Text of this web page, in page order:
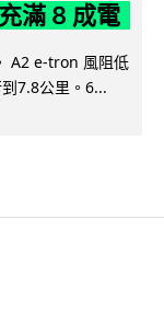
滿 8 成電
A2 e-tron 風阻低
7.8公里。6...